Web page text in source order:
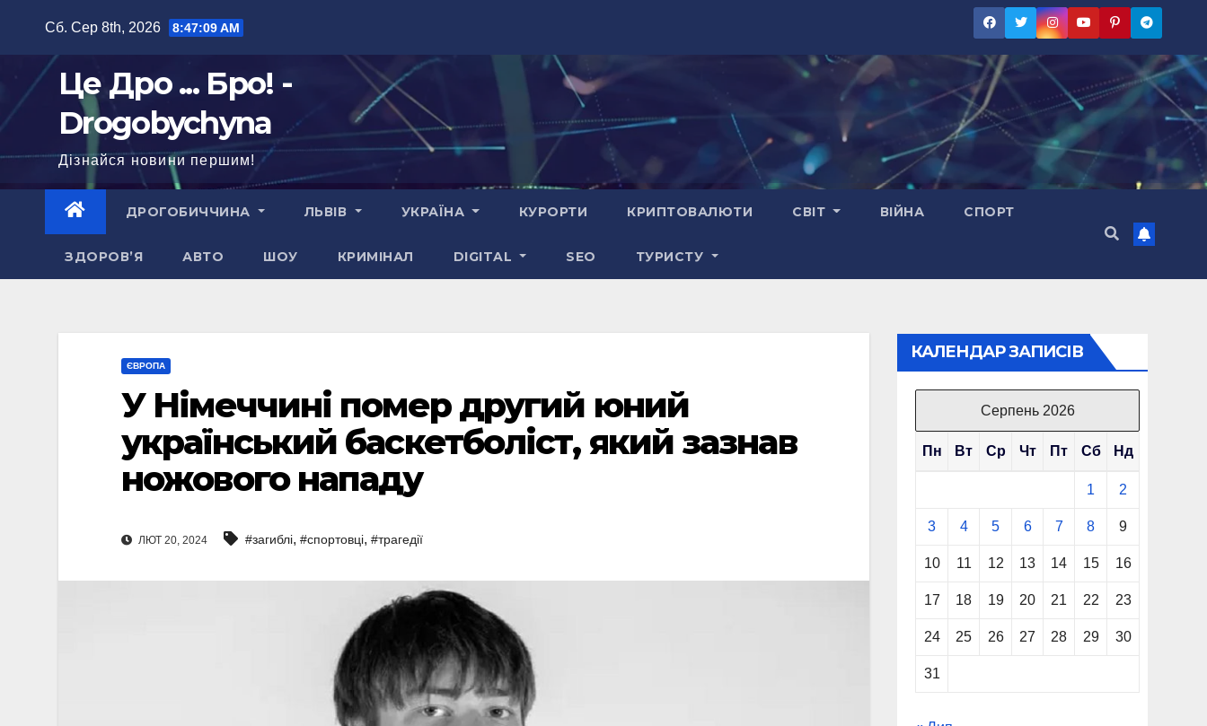
Сб. Сер 8th, 2026 8:47:10 AM
Це Дро ... Бро! -
Drogobychyna
Дізнайся новини першим!
ДРОГОБИЧЧИНА ЛЬВІВ УКРАЇНА КУРОРТИ КРИПТОВАЛЮТИ СВІТ ВІЙНА СПОРТ
ЗДОРОВ’Я АВТО ШОУ КРИМІНАЛ DIGITAL SEO ТУРИСТУ
ЄВРОПА
У Німеччині помер другий юний
український баскетболіст, який зазнав
ножового нападу
ЛЮТ 20, 2024 #загиблі, #спортовці, #трагедії
КАЛЕНДАР ЗАПИСІВ
Серпень 2026
Пн Вт Ср Чт Пт Сб Нд
1 2
3 4 5 6 7 8 9
10 11 12 13 14 15 16
17 18 19 20 21 22 23
24 25 26 27 28 29 30
31